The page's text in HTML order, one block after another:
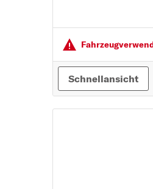
MAZDA
MERCEDES-
MINI
MITSUBISHI
N
Schnellansicht